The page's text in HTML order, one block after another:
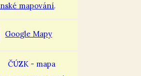
mapování.
Google Mapy